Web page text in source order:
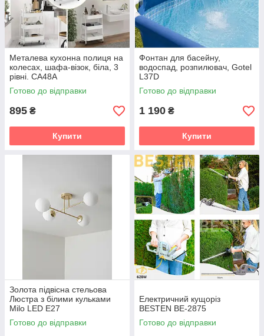
Металева кухонна полиця на
колесах, шафа-візок, біла, 3
рівні. CA48A
Готово до відправки
895 ₴
Купити
Фонтан для басейну,
водоспад, розпилювач, Gotel
L37D
Готово до відправки
1 190 ₴
Купити
Золота підвісна стельова
Люстра з білими кульками
Milo LED E27
Готово до відправки
Електричний кущоріз
BESTEN BE-2875
Готово до відправки